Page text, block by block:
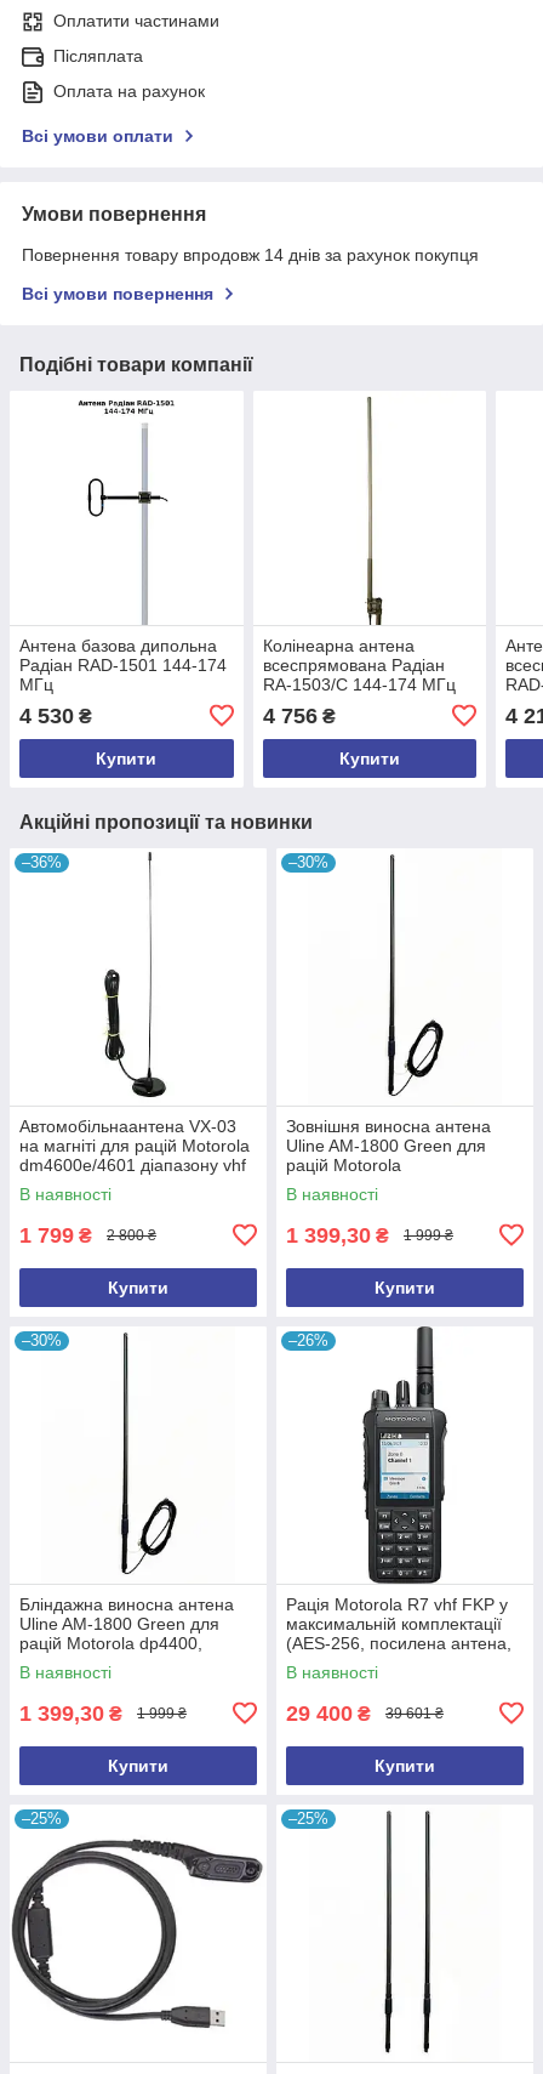
Оплатити частинами
Післяплата
Оплата на рахунок
Всі умови оплати
Умови повернення
Повернення товару впродовж 14 днів за рахунок покупця
Всі умови повернення
Подібні товари компанії
Антена базова дипольна
Радіан RAD-1501 144-174
МГц
4 530 ₴
Купити
Колінеарна антена
всеспрямована Радіан
RA-1503/C 144-174 МГц
4 756₴
Купити
4
Акційні пропозиції та новинки
–36%
Автомобільнаантена VX-03
на магніті для рацій Motorola
dm4600e/4601 діапазону vhf
(136-174 МГц) кабель 4 м
В наявності
1 799 ₴ 2 800 ₴
Купити
–30%
Зовнішня виносна антена
Uline AM-1800 Green для
рацій Motorola
dp4400,dp4600,dp4800, r7,
r7a vhf/uhf
В наявності
1 399,30 ₴ 1 999 ₴
Купити
–30%
Бліндажна виносна антена
Uline AM-1800 Green для
рацій Motorola dp4400,
dp4800 vhf/uhf для окопів
В наявності
1 399,30 ₴ 1 999 ₴
Купити
–26%
Рація Motorola R7 vhf FKP у
максимальній комплектації
(AES-256, посилена антена,
дод. акумулятор)
В наявності
29 400 ₴ 39 601 ₴
Купити
–25% –25%